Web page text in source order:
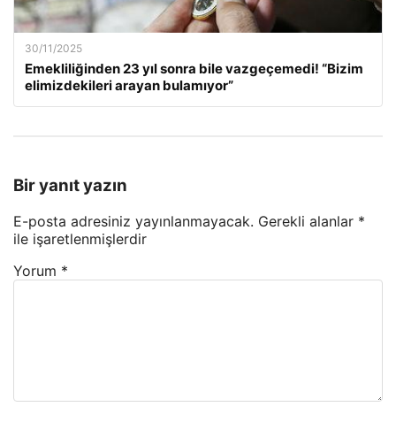
30/11/2025
Emekliliğinden 23 yıl sonra bile vazgeçemedi! “Bizim
elimizdekileri arayan bulamıyor”
Bir yanıt yazın
E-posta adresiniz yayınlanmayacak. Gerekli alanlar *
ile işaretlenmişlerdir
Yorum *